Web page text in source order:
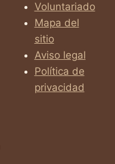
Voluntariado
Mapa del
sitio
Aviso legal
Política de
privacidad